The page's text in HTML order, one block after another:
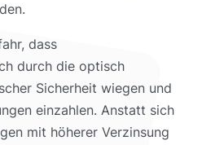
dass
durch die optisch
Sicherheit wiegen und
einzahlen. Anstatt sich
mit höherer Verzinsung